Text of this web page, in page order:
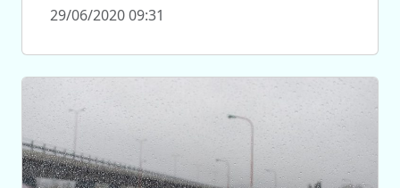
29/06/2020 09:31